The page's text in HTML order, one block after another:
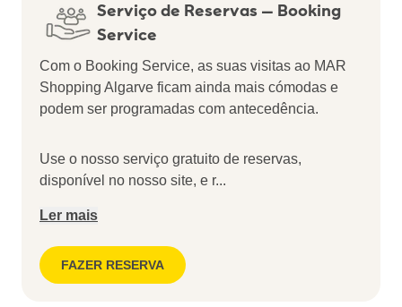
Serviço de Reservas – Booking
Service
Com o Booking Service, as suas visitas ao MAR
Shopping Algarve ficam ainda mais cómodas e
podem ser programadas com antecedência.
Use o nosso serviço gratuito de reservas,
disponível no nosso site, e r...
Ler mais
FAZER RESERVA